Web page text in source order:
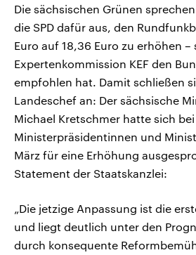
Die sächsischen Grünen
die SPD dafür aus, den
Euro auf 18,36 Euro zu erhöhen –
Expertenkommission KEF den
empfohlen hat. Damit schließen
Landeschef an: Der sächsische
Michael Kretschmer hatte sich
Ministerpräsidentinnen und
März für eine Erhöhung
Statement der Staatskanzlei:
„Die jetzige Anpassung ist die
und liegt deutlich unter den
durch konsequente